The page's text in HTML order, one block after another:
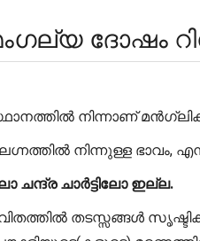
ദോഷം
നിന്നാണ്
നിന്നുള്ള ഭാവം,
ചന്ദ്ര ചാർട്ടിലോ ഇല്ല.
തടസ്സങ്ങൾ